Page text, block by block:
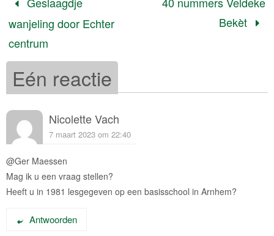
wanjeling door Echter
centrum
Bekèt
Eén reactie
Nicolette Vach
7 maart 2023 om 22:40
@Ger Maessen
Mag ik u een vraag stellen?
Heeft u in 1981 lesgegeven op een basisschool in Arnhem?
Antwoorden